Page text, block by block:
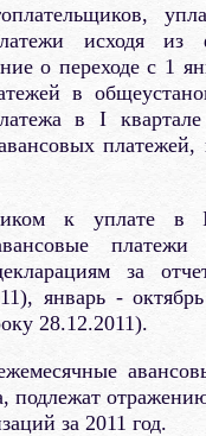
исходя из
о переходе с 1
в
в I
к уплате в
за
январь -
28.12.2011).
подлежат
за 2011 год.